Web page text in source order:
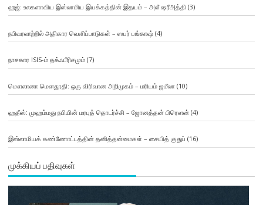
ஹஜ்: உலகளாவிய இஸ்லாமிய இயக்கத்தின் இதயம் – அலீ ஷரீஅத்தி (3)
நபிவரலாற்றில் அதிகார வெளிப்பாடுகள் – ஸபர் பங்காஷ் (4)
நாசகார ISIS-ம் தக்ஃபீரிசமும்(7)
மௌலானா மௌதூதி: ஒரு விரிவான அறிமுகம் – மரியம் ஜமீலா (10)
ஹதீஸ்: முஹம்மது நபியின் மரபுத் தொடர்ச்சி – ஜோனத்தன் பிரௌன் (4)
இஸ்லாமியக் கண்ணோட்டத்தின் தனித்தன்மைகள் – சையித் குதுப் (16)
முக்கியப் பதிவுகள்